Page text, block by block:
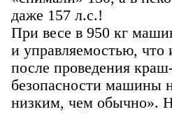
даже 157 л.с.!
При весе в 950 кг
и управляемостью, что
после проведения
безопасности машины
низким, чем обычно».